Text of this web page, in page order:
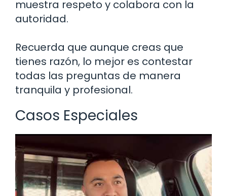
muestra respeto y colabora con la
autoridad.
Recuerda que aunque creas que
tienes razón, lo mejor es contestar
todas las preguntas de manera
tranquila y profesional.
Casos Especiales